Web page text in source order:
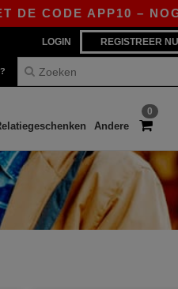
APP10 – NOG
LOGIN REGISTREER NU
0
Andere